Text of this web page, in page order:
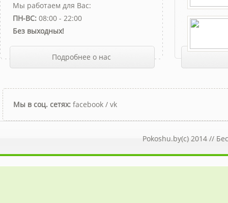
Мы работаем для Вас:
ПН-ВС: 08:00 - 22:00
Без выходных!
Подробнее о нас
Мы в соц. сетях: facebook / vk
Pokoshu.by(c) 2014 //